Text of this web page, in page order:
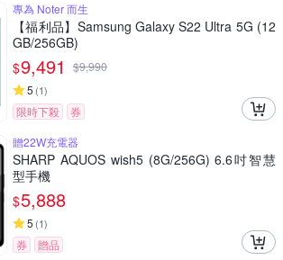
專為 Noter 而生
【福利品】Samsung Galaxy S22 Ultra 5G (12
GB/256GB)
$9,491 $9,990
5 (1)
限時下殺
券
贈22W充電器
SHARP AQUOS wish5 (8G/256G) 6.6吋智慧
型手機
$5,888
5 (1)
券
贈品